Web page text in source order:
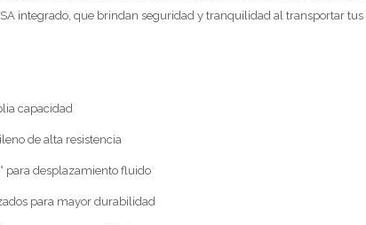
integrado, que brindan seguridad y tranquilidad al transportar
capacidad
de alta resistencia
para desplazamiento fluido
para mayor durabilidad